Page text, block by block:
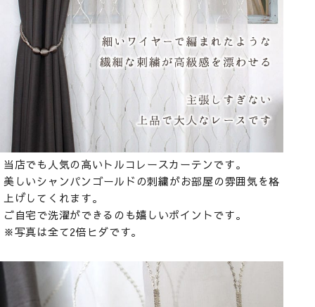
当店でも人気の高いトルコレースカーテンです。
美しいシャンパンゴールドの刺繍がお部屋の雰囲気を格
上げしてくれます。
ご自宅で洗濯ができるのも嬉しいポイントです。
※写真は全て2倍ヒダです。